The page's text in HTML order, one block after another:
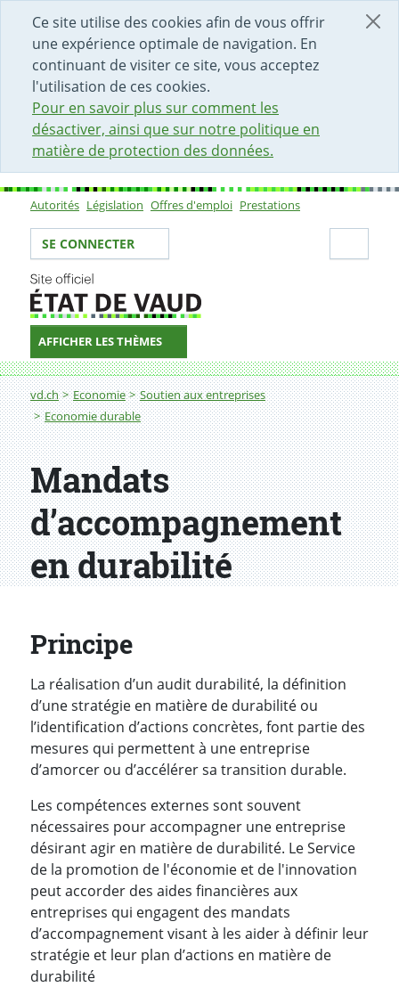
Ce site utilise des cookies afin de vous offrir
une expérience optimale de navigation. En
continuant de visiter ce site, vous acceptez
l'utilisation de ces cookies.
Pour en savoir plus sur comment les
désactiver, ainsi que sur notre politique en
matière de protection des données.
DÉBUT DU CONTENU DE LA PAGE
ACCÈS AU CHAMP DE RECHERCHE
PAGE D'ACCUEIL
FORMULAIRE DE CONTACT
Sous-navigation
Autorités Législation Offres d'emploi Prestations
Votre identité
SE CONNECTER
AFFICHER LES THÈMES
Fil d'Ariane
vd.ch Economie
Soutien aux entreprises
Economie durable
Mandat d'accompagnement
Mandats
d’accompagnement
en durabilité
Principe
La réalisation d’un audit durabilité, la définition
d’une stratégie en matière de durabilité ou
l’identification d’actions concrètes, font partie des
mesures qui permettent à une entreprise
d’amorcer ou d’accélérer sa transition durable.
Les compétences externes sont souvent
nécessaires pour accompagner une entreprise
désirant agir en matière de durabilité. Le Service
de la promotion de l'économie et de l'innovation
peut accorder des aides financières aux
entreprises qui engagent des mandats
d’accompagnement visant à les aider à définir leur
stratégie et leur plan d’actions en matière de
durabilité